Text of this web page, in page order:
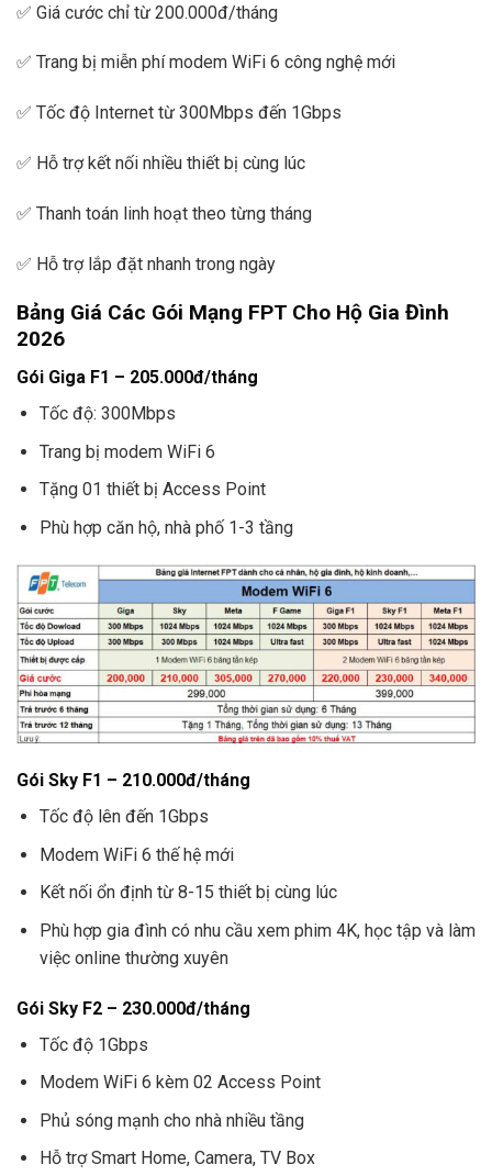
✅ Giá cước chỉ từ 200.000đ/tháng
✅ Trang bị miễn phí modem WiFi 6 công nghệ mới
✅ Tốc độ Internet từ 300Mbps đến 1Gbps
✅ Hỗ trợ kết nối nhiều thiết bị cùng lúc
✅ Thanh toán linh hoạt theo từng tháng
✅ Hỗ trợ lắp đặt nhanh trong ngày
Bảng Giá Các Gói Mạng FPT Cho Hộ Gia Đình
2026
Gói Giga F1 – 205.000đ/tháng
Tốc độ: 300Mbps
Trang bị modem WiFi 6
Tặng 01 thiết bị Access Point
Phù hợp căn hộ, nhà phố 1-3 tầng
Gói Sky F1 – 210.000đ/tháng
Tốc độ lên đến 1Gbps
Modem WiFi 6 thế hệ mới
Kết nối ổn định từ 8-15 thiết bị cùng lúc
Phù hợp gia đình có nhu cầu xem phim 4K, học tập và làm
việc online thường xuyên
Gói Sky F2 – 230.000đ/tháng
Tốc độ 1Gbps
Modem WiFi 6 kèm 02 Access Point
Phủ sóng mạnh cho nhà nhiều tầng
Hỗ trợ Smart Home, Camera, TV Box